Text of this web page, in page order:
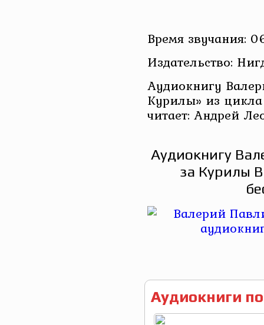
Время звучания:
Издательство:
Аудиокнигу
Курилы» из
читает: Андрей
Аудиокнигу
за Курилы
Аудиокниги